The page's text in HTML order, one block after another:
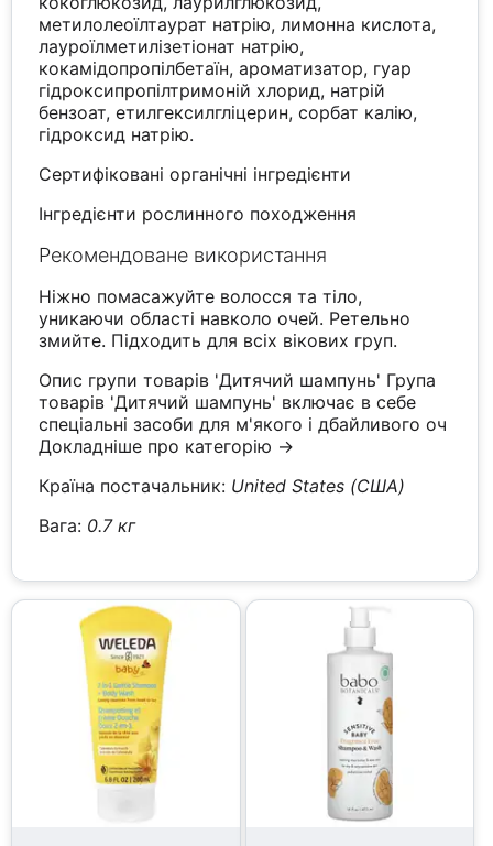
метилолеоїлтаурат натрію, лимонна кислота,
лауроїлметилізетіонат натрію,
кокамідопропілбетаїн, ароматизатор, гуар
гідроксипропілтримоній хлорид, натрій
бензоат, етилгексилгліцерин, сорбат калію,
гідроксид натрію.
Сертифіковані органічні інгредієнти
Інгредієнти рослинного походження
Рекомендоване використання
Ніжно помасажуйте волосся та тіло,
уникаючи області навколо очей. Ретельно
змийте. Підходить для всіх вікових груп.
Опис групи товарів 'Дитячий шампунь' Група
товарів 'Дитячий шампунь' включає в себе
спеціальні засоби для м'якого і дбайливого оч
Докладніше про категорію →
Країна постачальник: United States (США)
Вага: 0.7 кг